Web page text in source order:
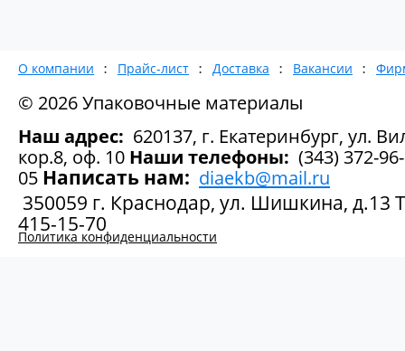
О компании Прайс-лист Доставка Вакансии
© 2026 Упаковочные материалы
Наш адрес: 620137, г. Екатеринбург, ул.
кор.8, оф. 10 Наши телефоны: (343) 372-
05 Написать нам: diaekb@mail.ru
350059 г. Краснодар, ул. Шишкина, д.13
415-15-70
Политика конфиденциальности